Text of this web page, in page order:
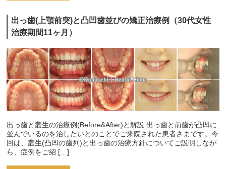
出っ歯(上顎前突)と凸凹歯並びの矯正治療例（30代女性
治療期間11ヶ月）
出っ歯と叢生の治療例(Before&After)と解説 出っ歯と前歯が凸凹に
並んでいるのを治したいとのことでご来院された患者さまです。今
回は、叢生(凸凹の歯列)と出っ歯の治療方針についてご説明しなが
ら、症例をご紹 […]